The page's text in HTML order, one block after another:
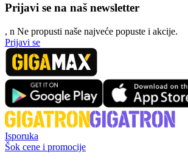
Prijavi se na naš newsletter
, n Ne propusti naše najveće popuste i akcije.
Prijavi se
Isporuka
Šok cene i promocije